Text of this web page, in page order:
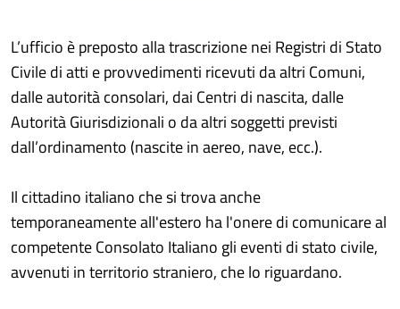
L’ufficio è preposto alla trascrizione nei Registri di Stato
Civile di atti e provvedimenti ricevuti da altri Comuni,
dalle autorità consolari, dai Centri di nascita, dalle
Autorità Giurisdizionali o da altri soggetti previsti
dall’ordinamento (nascite in aereo, nave, ecc.).
Il cittadino italiano che si trova anche
temporaneamente all'estero ha l'onere di comunicare al
competente Consolato Italiano gli eventi di stato civile,
avvenuti in territorio straniero, che lo riguardano.